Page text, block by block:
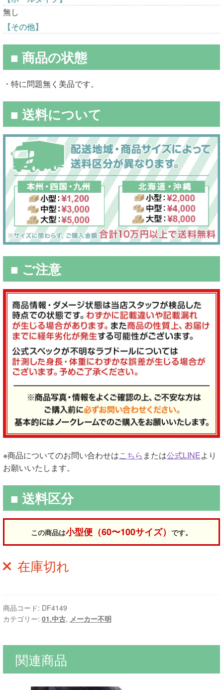
無し
【その他】
■ 商品の状態
・特に問題無く美品です。
■ 送料について
■ ご注意
※商品についてのお問い合わせはこちら または公式LINEより
お願いいたします。
■ 送料区分
この商品は小型便（60〜100サイズ） です。
在庫切れ
商品コード: DF4149
カテゴリー: 01.中古, メーカー不明
関連商品